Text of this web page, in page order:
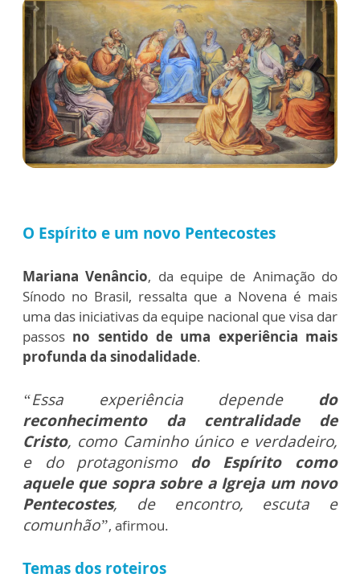
O Espírito e um novo Pentecostes
Mariana Venâncio, da equipe de Animação do
Sínodo no Brasil, ressalta que a Novena é mais
uma das iniciativas da equipe nacional que visa dar
passos no sentido de uma experiência mais
profunda da sinodalidade.
“Essa experiência dependedo
reconhecimento da centralidade de
Cristo, como Caminho único e verdadeiro,
e do protagonismodo Espírito como
aquele que sopra sobre a Igreja um novo
Pentecostes, de encontro, escuta e
comunhão”, afirmou.
Temas dos roteiros